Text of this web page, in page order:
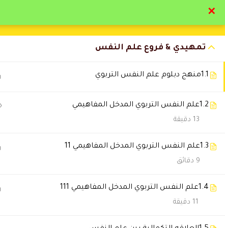
تمهيدي & فروع علم النفس
1.1منهج دبلوم علم النفس التربوي
1.2علم النفس التربوي المدخل المفاهيمي
13 دقيقة
1.3علم النفس التربوي المدخل المفاهيمي 11
9 دقائق
1.4علم النفس التربوي المدخل المفاهيمي 111
11 دقيقة
التعليقات
حسين محمد
✕